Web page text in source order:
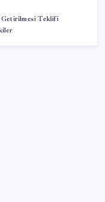
Getirilmesi Teklifi